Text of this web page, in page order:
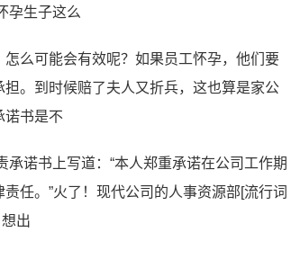
孕生子这么
么可能会有效呢？如果员工怀孕，他们要
。到时候赔了夫人又折兵，这也算是家公
诺书是不
诺书上写道：“本人郑重承诺在公司工作期
任。”火了！现代公司的人事资源部[流行词
出